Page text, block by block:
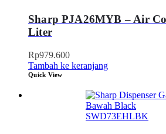
Sharp PJA26MYB – Air
Liter
Rp979.600
Tambah ke keranjang
Quick View